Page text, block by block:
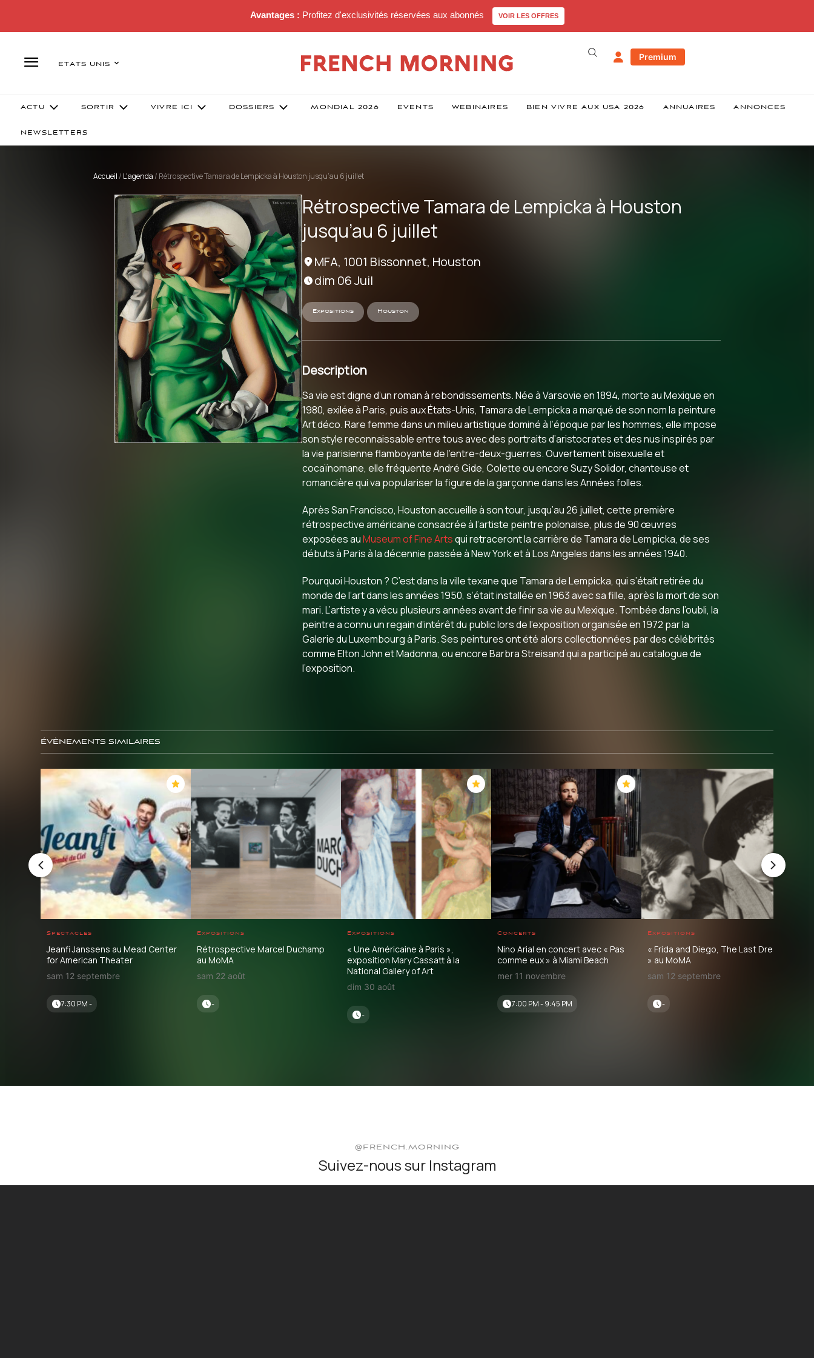
Avantages : Profitez d'exclusivités réservées aux abonnés VOIR LES OFFRES
ETATS UNIS
Premium
ACTU SORTIR VIVRE ICI DOSSIERS MONDIAL 2026 EVENTS WEBINAIRES BIEN VIVRE AUX USA 2026 ANNUAIRES ANNONCES
NEWSLETTERS
Accueil / L'agenda / Rétrospective Tamara de Lempicka à Houston jusqu’au 6 juillet
Rétrospective Tamara de Lempicka à Houston
jusqu’au 6 juillet
MFA, 1001 Bissonnet, Houston
dim 06 Juil
Expositions Houston
Description
Sa vie est digne d’un roman à rebondissements. Née à Varsovie en 1894, morte au Mexique en
1980, exilée à Paris, puis aux États-Unis, Tamara de Lempicka a marqué de son nom la peinture
Art déco. Rare femme dans un milieu artistique dominé à l’époque par les hommes, elle impose
son style reconnaissable entre tous avec des portraits d’aristocrates et des nus inspirés par
la vie parisienne flamboyante de l’entre-deux-guerres. Ouvertement bisexuelle et
cocaïnomane, elle fréquente André Gide, Colette ou encore Suzy Solidor, chanteuse et
romancière qui va populariser la figure de la garçonne dans les Années folles.
Après San Francisco, Houston accueille à son tour, jusqu’au 26 juillet, cette première
rétrospective américaine consacrée à l’artiste peintre polonaise, plus de 90 œuvres
exposées auMuseum of Fine Artsqui retraceront la carrière de Tamara de Lempicka, de ses
débuts à Paris à la décennie passée à New York et à Los Angeles dans les années 1940.
Pourquoi Houston ? C’est dans la ville texane que Tamara de Lempicka, qui s’était retirée du
monde de l’art dans les années 1950, s’était installée en 1963 avec sa fille, après la mort de son
mari. L’artiste y a vécu plusieurs années avant de finir sa vie au Mexique. Tombée dans l’oubli, la
peintre a connu un regain d’intérêt du public lors de l’exposition organisée en 1972 par la
Galerie du Luxembourg à Paris. Ses peintures ont été alors collectionnées par des célébrités
comme Elton John et Madonna, ou encore Barbra Streisand qui a participé au catalogue de
l’exposition.
ÉVÈNEMENTS SIMILAIRES
Spectacles
Jeanfi Janssens au Mead Center
for American Theater
sam 12 septembre
7:30 PM -
Expositions
Rétrospective Marcel Duchamp
au MoMA
sam 22 août
-
Expositions
« Une Américaine à Paris »,
exposition Mary Cassatt à la
National Gallery of Art
dim 30 août
-
Concerts
Nino Arial en concert avec « Pas
comme eux » à Miami Beach
mer 11 novembre
7:00 PM - 9:45 PM
Expositions
« Frida and Diego, The Last Dream
» au MoMA
sam 12 septembre
-
@FRENCH.MORNING
Suivez-nous sur Instagram